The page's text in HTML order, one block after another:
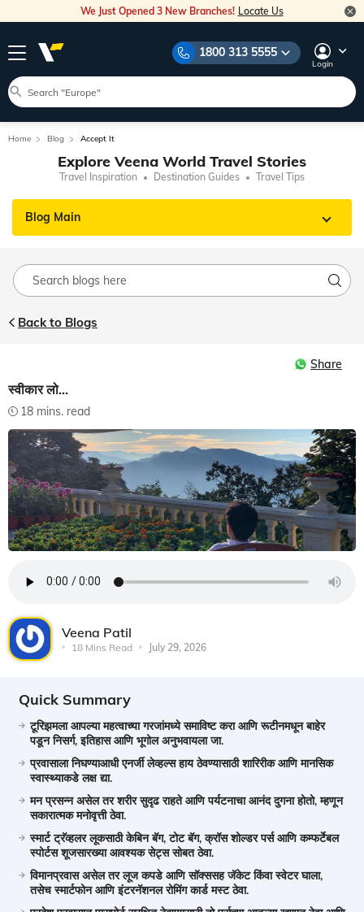
We Just Opened 3 New Branches! Locate Us
1800 313 5555
Login
Home Blog Accept It
Explore Veena World Travel Stories
Travel Inspiration Destination Guides Travel Tips
Blog Main
Back to Blogs
Share
स्वीकार लो...
18 mins. read
Veena Patil
18 Mins Read July 29, 2026
Quick Summary
टूरिझमला आपल्या महत्वाच्या गरजांमध्ये समाविष्ट करा आणि रूटीनमधून बाहेर
पडून निसर्ग, इतिहास आणि भूगोल अनुभवायला जा.
प्रवासाला निघण्याआधी एनर्जी लेव्हल्स हाय ठेवण्यासाठी शारिरीक आणि मानसिक
स्वास्थ्याकडे लक्ष द्या.
मन प्रसन्न असेल तर शरीर सुदृढ राहते आणि पर्यटनाचा आनंद दुगना होतो, म्हणून
सकारात्मक मनोवृत्ती ठेवा.
स्मार्ट ट्रॅव्हलर लूकसाठी केबिन बॅग, टोट बॅग, क्रॉस शोल्डर पर्स आणि कम्फर्टेबल
स्पोर्टस शूजसारख्या आवश्यक सेट्स सोबत ठेवा.
विमानप्रवास असेल तर लूज कपडे आणि सॉक्ससह जॅकेट किंवा स्वेटर घाला,
तसेच स्मार्टफोन आणि इंटरनॅशनल रोमिंग कार्ड मस्ट ठेवा.